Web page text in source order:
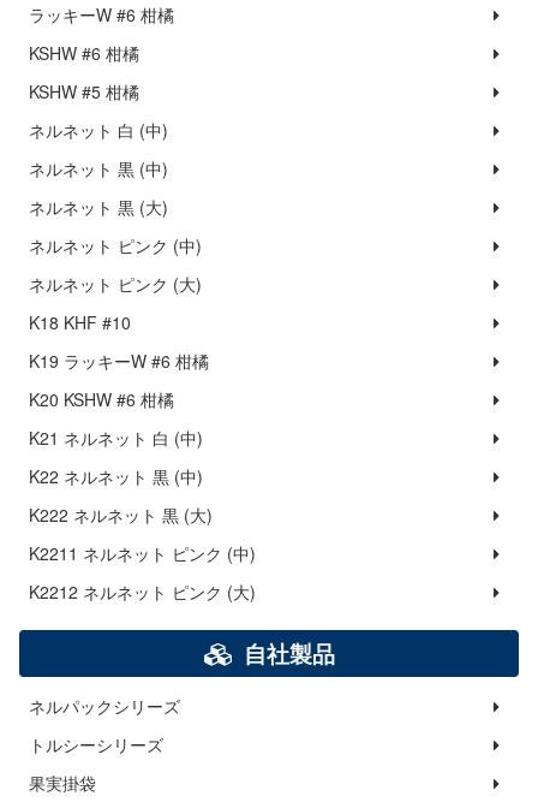
ラッキーW #6 柑橘
KSHW #6 柑橘
KSHW #5 柑橘
ネルネット 白 (中)
ネルネット 黒 (中)
ネルネット 黒 (大)
ネルネット ピンク (中)
ネルネット ピンク (大)
K18 KHF #10
K19 ラッキーW #6 柑橘
K20 KSHW #6 柑橘
K21 ネルネット 白 (中)
K22 ネルネット 黒 (中)
K222 ネルネット 黒 (大)
K2211 ネルネット ピンク (中)
K2212 ネルネット ピンク (大)
自社製品
ネルパックシリーズ
トルシーシリーズ
果実掛袋